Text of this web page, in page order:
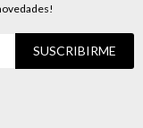
SUSCRIBIRME